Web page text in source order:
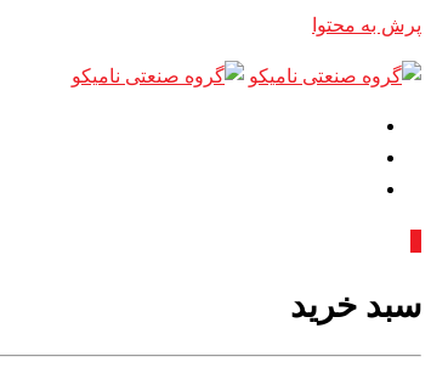
پرش به محتوا
سبد خرید